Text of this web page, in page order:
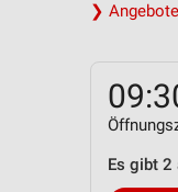
❯
Es gibt